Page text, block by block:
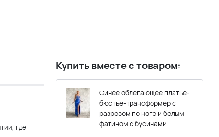
Купить вместе с товаром:
Синее облегающее платье-
бюстье-трансформер с
разрезом по ноге и белым
фатином с бусинами
где